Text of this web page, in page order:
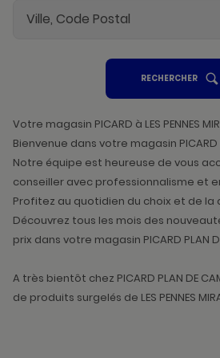
RECHERCHERUN
POINT
Votre magasin PICARD à LES PENNES
Bienvenue dans votre magasin PICARD
Notre équipe est heureuse de vous
conseiller avec professionnalisme et
Profitez au quotidien du choix et de la
Découvrez tous les mois des
prix dans votre magasin PICARD PLAN
A très bientôt chez PICARD PLAN DE
de produits surgelés de LES PENNES